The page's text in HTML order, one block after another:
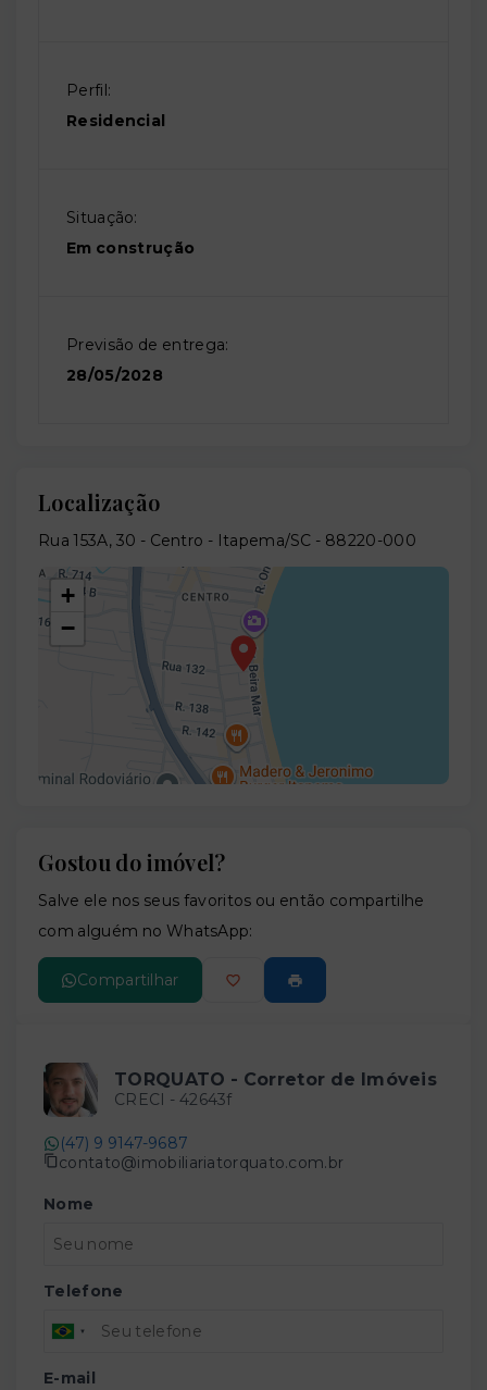
Perfil:
Residencial
Situação:
Em construção
Previsão de entrega:
28/05/2028
Localização
Rua 153A, 30 - Centro - Itapema/SC - 88220-000
+
−
Gostou do imóvel?
Salve ele nos seus favoritos ou então compartilhe
com alguém no WhatsApp:
Compartilhar
TORQUATO - Corretor de Imóveis
CRECI - 42643f
(47) 9 9147-9687
contato@imobiliariatorquato.com.br
Nome
Telefone
E-mail